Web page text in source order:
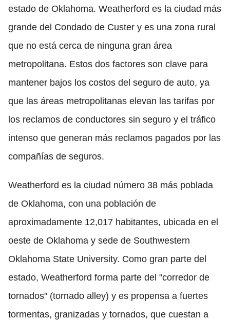
estado de Oklahoma. Weatherford es la ciudad más
grande del Condado de Custer y es una zona rural
que no está cerca de ninguna gran área
metropolitana. Estos dos factores son clave para
mantener bajos los costos del seguro de auto, ya
que las áreas metropolitanas elevan las tarifas por
los reclamos de conductores sin seguro y el tráfico
intenso que generan más reclamos pagados por las
compañías de seguros.
Weatherford es la ciudad número 38 más poblada
de Oklahoma, con una población de
aproximadamente 12,017 habitantes, ubicada en el
oeste de Oklahoma y sede de Southwestern
Oklahoma State University. Como gran parte del
estado, Weatherford forma parte del "corredor de
tornados" (tornado alley) y es propensa a fuertes
tormentas, granizadas y tornados, que cuestan a